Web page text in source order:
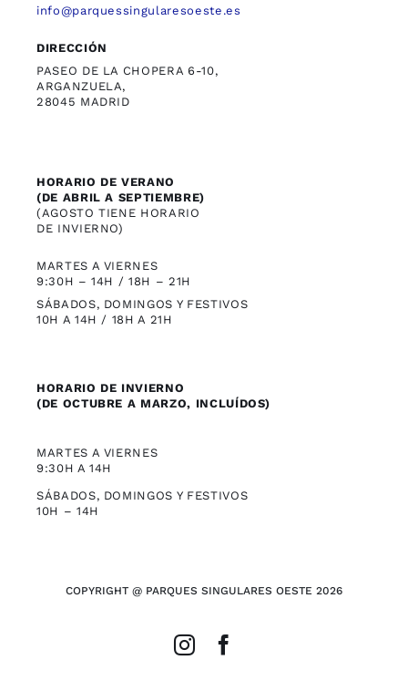
info@parquessingularesoeste.es
DIRECCIÓN
PASEO DE LA CHOPERA 6-10,
ARGANZUELA,
28045 MADRID
HORARIO DE VERANO
(DE ABRIL A SEPTIEMBRE)
(AGOSTO TIENE HORARIO
DE INVIERNO)
MARTES A VIERNES
9:30H – 14H / 18H – 21H
SÁBADOS, DOMINGOS Y FESTIVOS
10H A 14H / 18H A 21H
HORARIO DE INVIERNO
(DE OCTUBRE A MARZO, INCLUÍDOS)
MARTES A VIERNES
9:30H A 14H
SÁBADOS, DOMINGOS Y FESTIVOS
10H – 14H
COPYRIGHT @ PARQUES SINGULARES OESTE 2026